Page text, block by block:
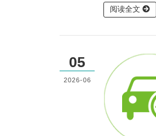
阅读全文
05
2026-06